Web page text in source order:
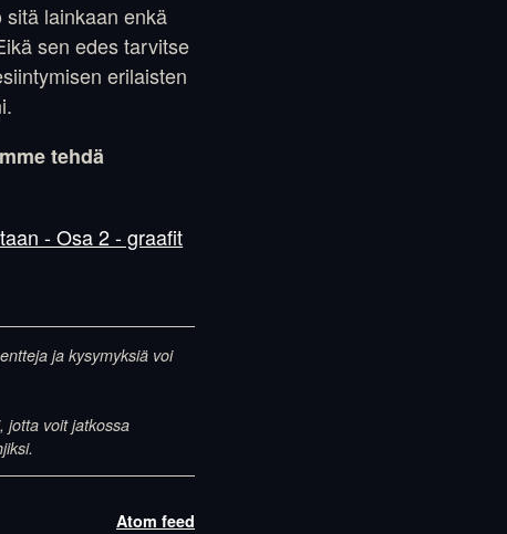
lainkaan enkä
sen edes tarvitse
erilaisten
tehdä
- Osa 2 - graafit
ja kysymyksiä voi
jotta voit jatkossa
Atom feed